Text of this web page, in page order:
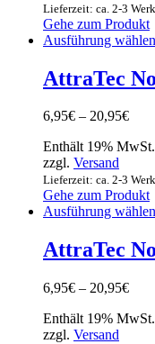
Lieferzeit: ca. 2-3
Gehe zum Produkt
Ausführung wählen
AttraTec
6,95€ – 20,95€
Enthält 19% MwSt.
zzgl. Versand
Lieferzeit: ca. 2-3
Gehe zum Produkt
Ausführung wählen
AttraTec
6,95€ – 20,95€
Enthält 19% MwSt.
zzgl. Versand